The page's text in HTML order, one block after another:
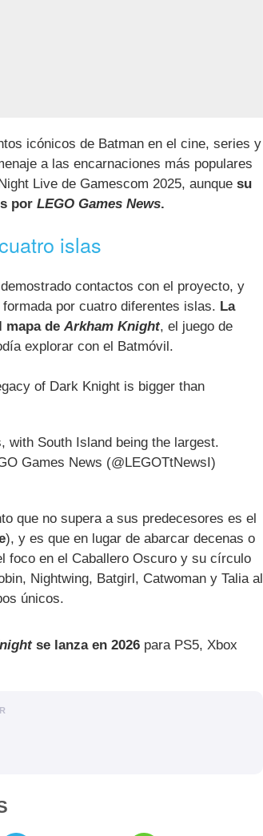
icónicos de Batman en el cine, series y
a las encarnaciones más populares
Live de Gamescom 2025, aunque su
por LEGO Games News.
islas
contactos con el proyecto, y
por cuatro diferentes islas. La
mapa de Arkham Knight, el juego de
explorar con el Batmóvil.
of Dark Knight is bigger than
with South Island being the largest.
Games News (@LEGOTtNewsI)
que no supera a sus predecesores es el
), y es que en lugar de abarcar decenas o
foco en el Caballero Oscuro y su círculo
Nightwing, Batgirl, Catwoman y Talia al
únicos.
se lanza en 2026 para PS5, Xbox